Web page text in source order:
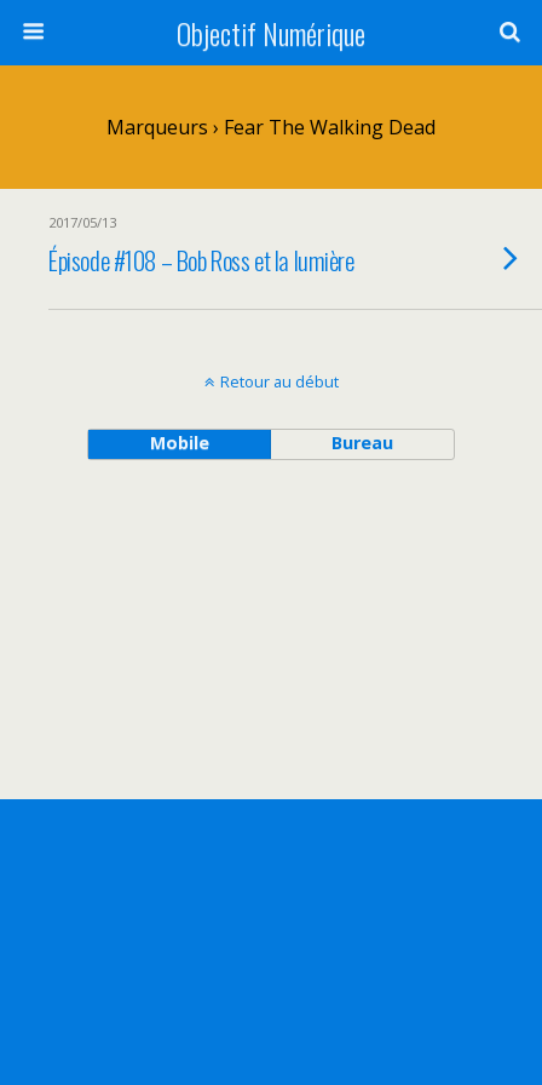
Objectif Numérique
Marqueurs › Fear The Walking Dead
2017/05/13
Épisode #108 – Bob Ross et la lumière
Retour au début
Mobile Bureau